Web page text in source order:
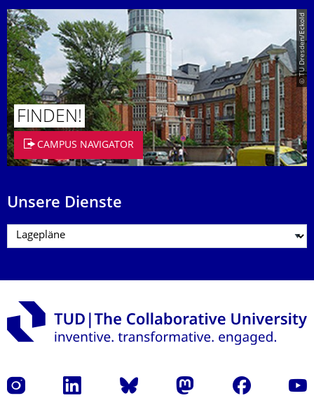
© TU Dresden/Eckold
FINDEN!
CAMPUS NAVIGATOR
Unsere Dienste
Instagram LinkedIn Bluesky Mastodon Facebook